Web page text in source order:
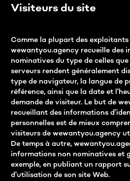
Visiteurs du site
Comme la plupart des exploitants
wewantyou.agency recueille des
nominatives du type de celles
serveurs rendent généralement
type de navigateur, la langue de
référence, ainsi que la date et
demande de visiteur. Le but de
recueillant des informations
personnelles est de mieux
visiteurs de wewantyou.agency
De temps à autre,
informations non nominatives et
exemple, en publiant un rapport
d’utilisation de son site Web.